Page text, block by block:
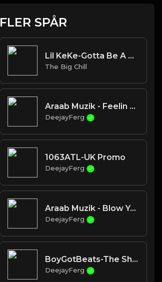
FLER SPÅR
Lil KeKe-Gotta Be A G (Instrumental)
The Big Chill
Araab Muzik - Feelin So High
DeejayFerg
1063ATL-UK Promo
DeejayFerg
Araab Muzik - Blow Your Smoke
DeejayFerg
BoyGotBeats-The Ship Has Sailed
DeejayFerg